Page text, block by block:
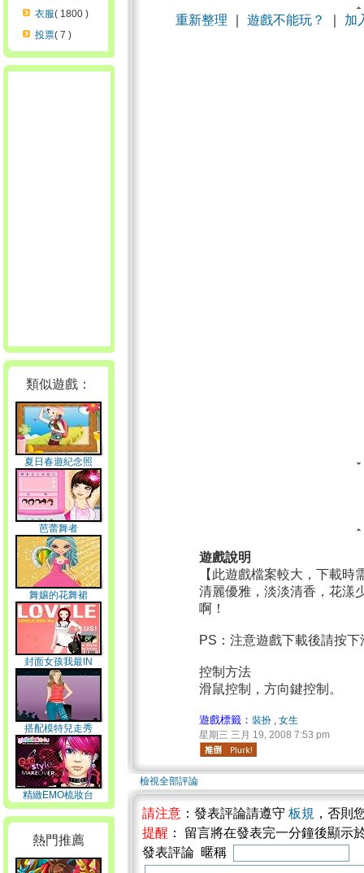
衣服( 1800 )
投票( 7 )
類似遊戲：
夏日春遊紀念照
芭蕾舞者
舞孃的花舞裙
封面女孩我最IN
搭配模特兒走秀
精緻EMO梳妝台
熱門推薦
重新整理 遊戲不能玩？ 加
遊戲說明
【此遊戲檔案較大，下載
清麗優雅，淡淡清香，花漾
啊！
PS：注意遊戲下載後請按
控制方法
滑鼠控制，方向鍵控制。
遊戲標籤：裝扮 ,女生
星期三 三月 19, 2008 7:53 pm
檢視全部評論
請注意 ：發表評論請遵守 板規 ，否則
提醒 ： 留言將在發表完一分鐘後顯示
發表評論 暱稱